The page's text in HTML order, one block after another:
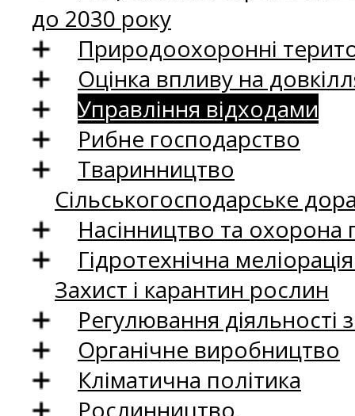
до 2030 року
Природоохоронні
Оцінка впливу на
Управління відходами
Рибне господарство
Тваринництво
Сільськогосподарське
Насінництво та
Гідротехнічна
Захист і карантин рослин
Регулювання
Органічне виробництво
Кліматична політика
Рослинництво